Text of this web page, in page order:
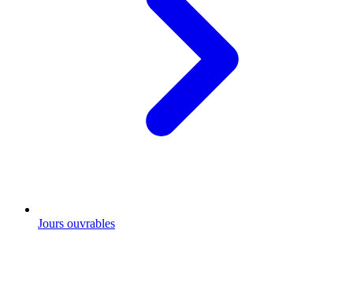
Jours ouvrables